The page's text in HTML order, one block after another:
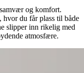
og komfort.
hvor du får plass til både
slipper inn rikelig med
atmosfære.